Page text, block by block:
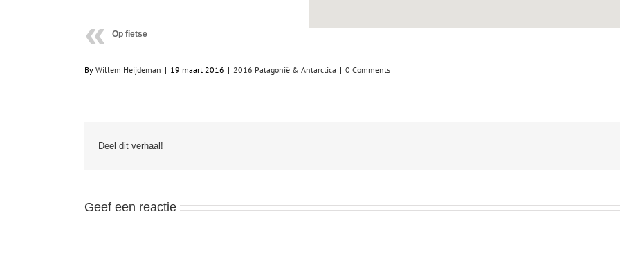
Op fietse
By Willem Heijdeman | 19 maart 2016 | 2016 Patagonië & Antarctica | 0 Comments
Deel dit verhaal!
Geef een reactie